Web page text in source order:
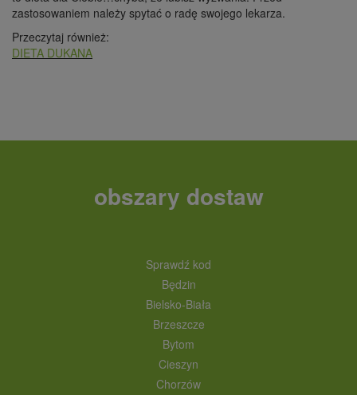
zastosowaniem należy spytać o radę swojego lekarza.
Przeczytaj również:
DIETA DUKANA
obszary dostaw
Sprawdź kod
Będzin
Bielsko-Biała
Brzeszcze
Bytom
Cieszyn
Chorzów